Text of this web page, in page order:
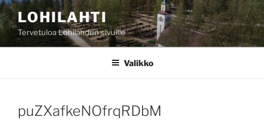
Siirry
sisältöönLOHILAHTI
Tervetuloa Lohilahden sivuille
Valikko
puZXafkeNOfrqRDbM